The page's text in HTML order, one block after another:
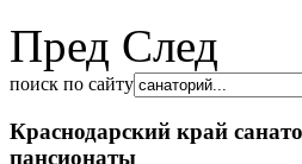
Пред След
поиск по сайту
Краснодарский край
пансионаты